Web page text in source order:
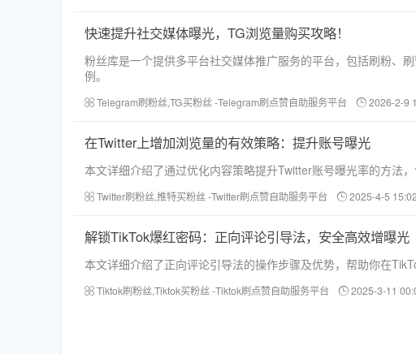
快速提升社交媒体曝光，TG浏览量购买攻略！
粉丝库是一个提供多平台社交媒体推广服务的平台，包括刷粉、
例。
Telegram刷粉丝,TG买粉丝 -Telegram刷点赞自助服务平台 2026-2-9
在Twitter上增加浏览量的有效策略：提升账号曝光
本文详细介绍了通过优化内容策略提升Twitter账号曝光率的方法
Twitter刷粉丝,推特买粉丝 -Twitter刷点赞自助服务平台 2025-4-5 15:02
解锁TikTok爆红密码：正向评论引导法，安全高效增曝光
本文详细介绍了正向评论引导法的操作步骤及优势，帮助你在
Tiktok刷粉丝,Tiktok买粉丝 -Tiktok刷点赞自助服务平台 2025-3-11